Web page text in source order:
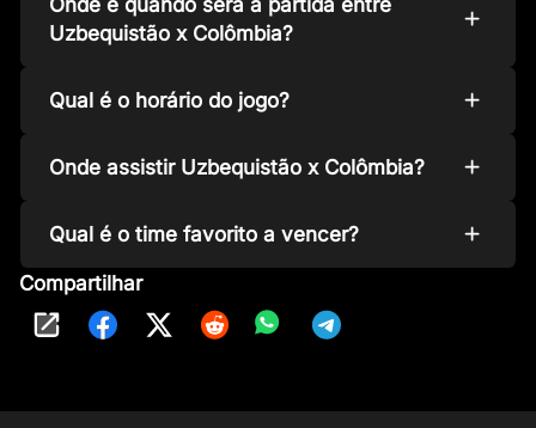
Uzbequistão x Colômbia?
Qual é o horário do jogo?
Onde assistir Uzbequistão x Colômbia?
Qual é o time favorito a vencer?
Compartilhar